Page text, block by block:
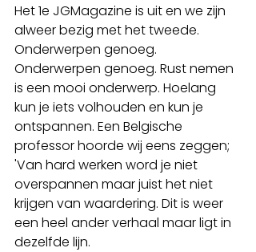
Het 1e JGMagazine is uit en we zijn
alweer bezig met het tweede.
Onderwerpen genoeg.
Onderwerpen genoeg. Rust nemen
is een mooi onderwerp. Hoelang
kun je iets volhouden en kun je
ontspannen. Een Belgische
professor hoorde wij eens zeggen;
'Van hard werken word je niet
overspannen maar juist het niet
krijgen van waardering. Dit is weer
een heel ander verhaal maar ligt in
dezelfde lijn.